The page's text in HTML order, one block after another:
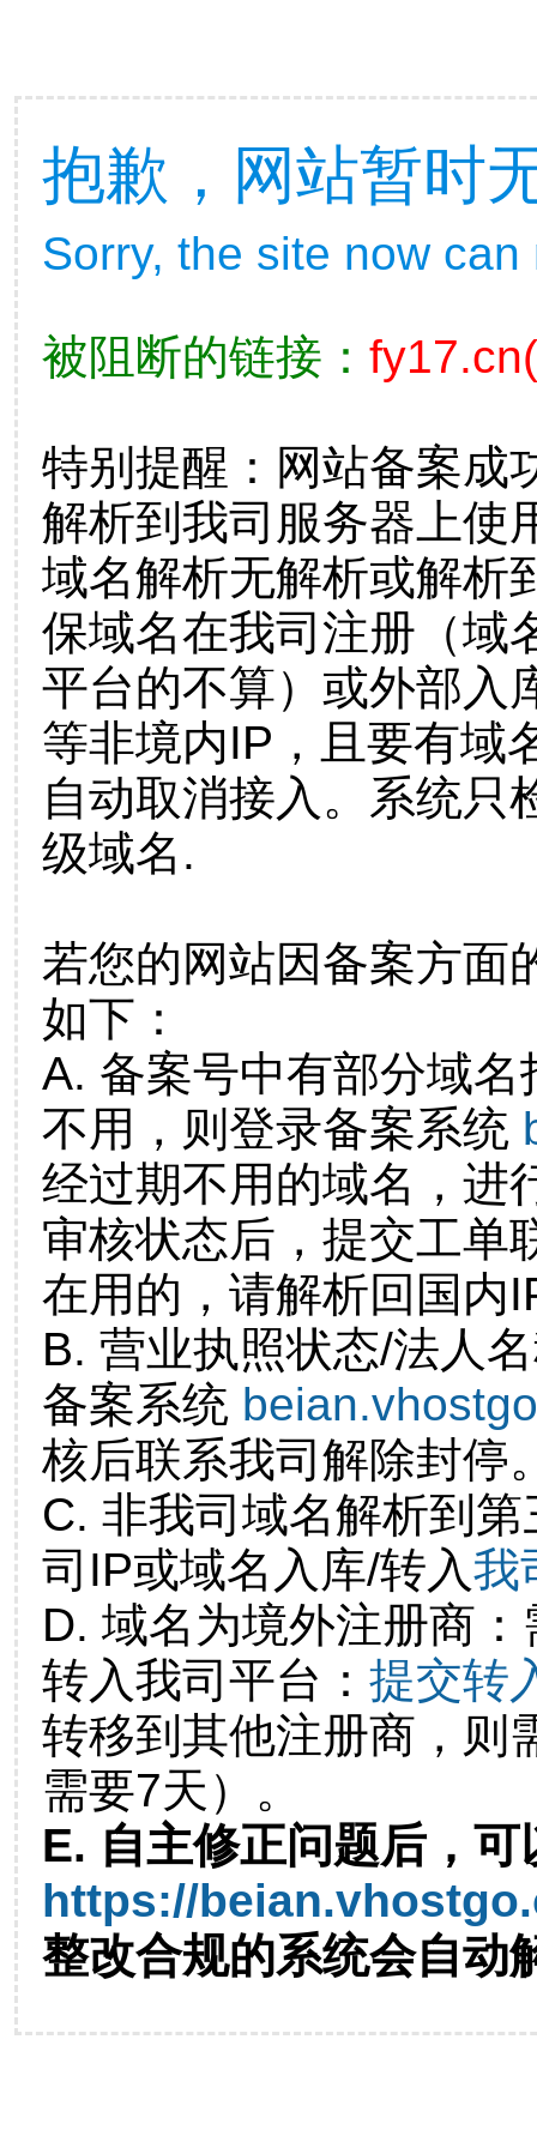
抱歉，网站暂时
Sorry, the site now
被阻断的链接： fy17.cn
特别提醒：网站备案成
解析到我司服务器上使
域名解析无解析或解析
保域名在我司注册（域
平台的不算）或外部入
等非境内IP，且要有域
自动取消接入。系统只
级域名.
若您的网站因备案方面
如下：
A. 备案号中有部分域
不用，则登录备案系统
经过期不用的域名，进
审核状态后，提交工单
在用的，请解析回国内
B. 营业执照状态/法人
备案系统
核后联系我司解除封停
C. 非我司域名解析到
司IP或域名入库/转入我
D. 域名为境外注册商
转入我司平台： 提交转
转移到其他注册商，则
需要7天）。
E. 自主修正问题后，可
https://
整改合规的系统会自动